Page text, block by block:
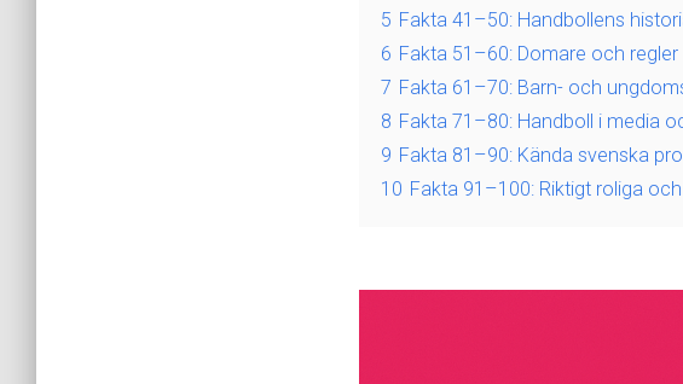
5 Fakta 41–50: Handbollens
6 Fakta 51–60: Domare och regler
7 Fakta 61–70: Barn- och
8 Fakta 71–80: Handboll i media
9 Fakta 81–90: Kända svenska
10 Fakta 91–100: Riktigt roliga